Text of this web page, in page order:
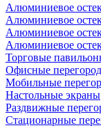
Алюминиевое
Алюминиевое
Алюминиевое
Алюминиевое
Торговые
Офисные
Мобильные
Настольные экраны
Раздвижные
Стационарные